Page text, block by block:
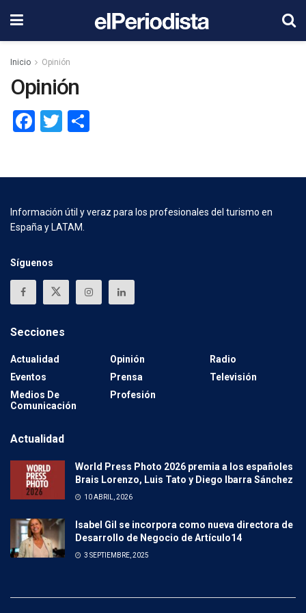
Inicio Opinión
Opinión
Facebook
Twitter
Información útil y veraz para los profesionales del turismo en
España y LATAM.
Síguenos
Secciones
Actualidad
Eventos
Medios De
Comunicación
Opinión
Prensa
Profesión
Radio
Televisión
Actualidad
World Press Photo 2026 premia a los españoles
Brais Lorenzo, Luis Tato y Diego Ibarra Sánchez
10 ABRIL, 2026
Isabel Gil se incorpora como nueva directora de
Desarrollo de Negocio de Artículo14
3 SEPTIEMBRE, 2025